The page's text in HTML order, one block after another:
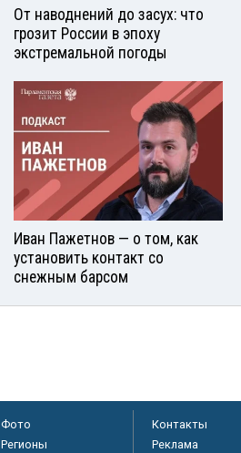
От наводнений до засух: что
грозит России в эпоху
экстремальной погоды
Иван Пажетнов — о том, как
установить контакт со
снежным барсом
Фото
Регионы
Контакты
Реклама